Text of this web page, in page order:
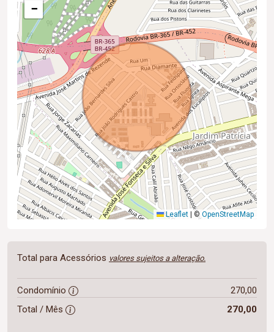
−
Leaflet | © OpenStreetMap
Total para Acessórios valores sujeitos a alteração.
Condomínio
270,00
Total / Mês
270,00